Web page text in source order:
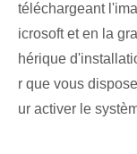
téléchargeant
icrosoft et en la
hérique
r que vous
ur activer le